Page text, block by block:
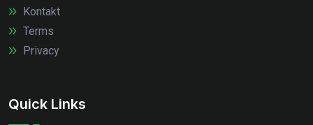
Kontakt
Terms
Privacy
Quick Links